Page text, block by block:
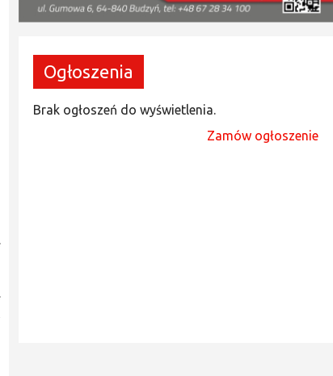
Ogłoszenia
Brak ogłoszeń do wyświetlenia.
Zamów ogłoszenie